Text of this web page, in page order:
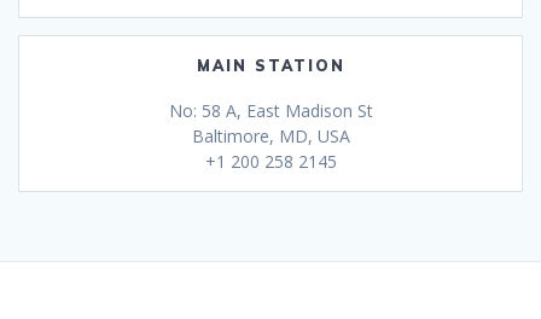
MAIN STATION
No: 58 A, East Madison St
Baltimore, MD, USA
+1 200 258 2145